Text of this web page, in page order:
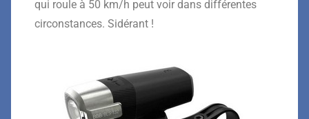
qui roule à 50 km/h peut voir dans différentes
circonstances. Sidérant !